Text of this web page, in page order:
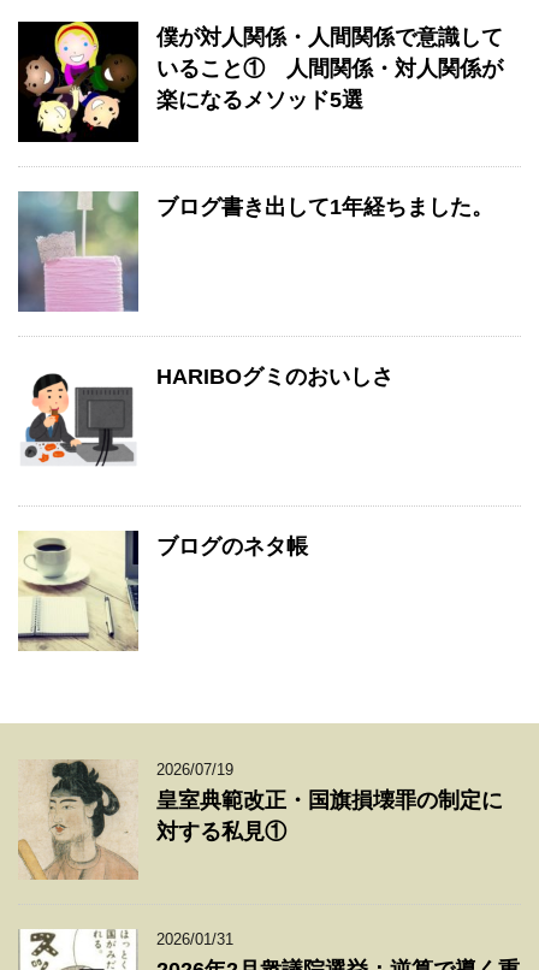
僕が対人関係・人間関係で意識して
いること① 人間関係・対人関係が
楽になるメソッド5選
ブログ書き出して1年経ちました。
HARIBOグミのおいしさ
ブログのネタ帳
2026/07/19
皇室典範改正・国旗損壊罪の制定に
対する私見①
2026/01/31